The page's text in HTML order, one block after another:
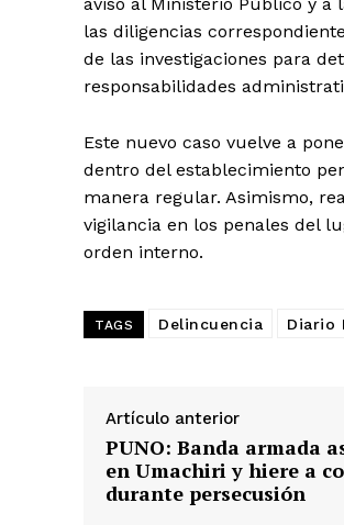
las diligencias
de las investigaciones para
responsabilidades
Este nuevo caso vuelve a
dentro del establecimiento
manera regular. Asimismo,
vigilancia en los penales del
orden interno.
TAGS Delincuencia Diario
Artículo anterior
PUNO: Banda armada
en Umachiri y hiere a
durante persecusión